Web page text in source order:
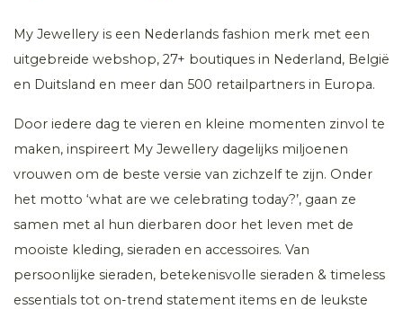
My Jewellery is een Nederlands fashion merk met een
uitgebreide webshop, 27+ boutiques in Nederland, België
en Duitsland en meer dan 500 retailpartners in Europa.
Door iedere dag te vieren en kleine momenten zinvol te
maken, inspireert My Jewellery dagelijks miljoenen
vrouwen om de beste versie van zichzelf te zijn. Onder
het motto ‘what are we celebrating today?’, gaan ze
samen met al hun dierbaren door het leven met de
mooiste kleding, sieraden en accessoires. Van
persoonlijke sieraden, betekenisvolle sieraden & timeless
essentials tot on-trend statement items en de leukste